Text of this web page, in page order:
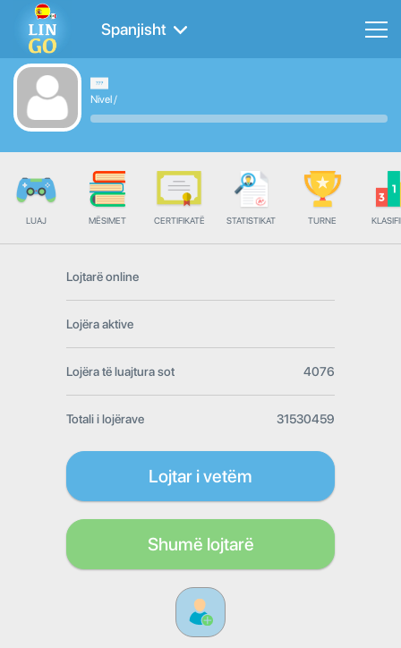
Spanjisht
Nivel/
LUAJ MËSIMET CERTIFIKATË STATISTIKAT TURNE
Lojtarë online
Lojëra aktive
Lojëra të luajtura sot 4076
Totali i lojërave 31530459
Lojtar i vetëm
Shumë lojtarë